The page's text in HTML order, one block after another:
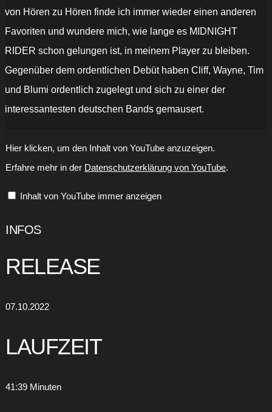
von Hören zu Hören finde ich immer wieder einen anderen
Favoriten und wundere mich, wie lange es MIDNIGHT
RIDER schon gelungen ist, in meinem Player zu bleiben.
Gegenüber dem ordentlichen Debüt haben Cliff, Wayne, Tim
und Blumi ordentlich zugelegt und sich zu einer der
interessantesten deutschen Bands gemausert.
RIDER
Time
(Official
YouTube
anzeigen
Hier klicken, um den Inhalt von YouTube anzuzeigen.
Erfahre mehr in der Datenschutzerklärung von YouTube.
Inhalt von YouTube immer anzeigen
INFOS
RELEASE
07.10.2022
LAUFZEIT
41:39 Minuten